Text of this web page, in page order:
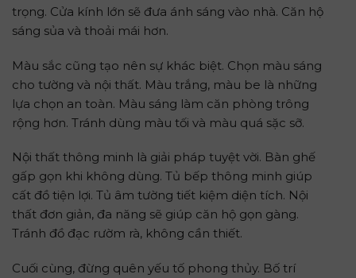
trọng. Cửa kính lớn sẽ đưa ánh sáng vào nhà. Căn hộ
sáng sủa và thoải mái hơn.
Màu sắc cũng tạo nên sự khác biệt. Chọn màu sáng
cho tường và nội thất. Màu trắng, màu be là những
lựa chọn an toàn. Màu sáng làm căn phòng trông
rộng hơn. Tránh dùng màu tối và màu quá sặc sỡ.
Nội thất thông minh là giải pháp tuyệt vời. Bàn ghế
gấp gọn khi không dùng. Tủ bếp thông minh giúp
cất đồ tiện lợi. Tủ âm tường tiết kiệm diện tích. Nội
thất đơn giản, đa năng sẽ giúp căn hộ gọn gàng.
Tránh đồ đạc rườm rà, không cần thiết.
Cuối cùng, đừng quên yếu tố phong thủy. Bố trí